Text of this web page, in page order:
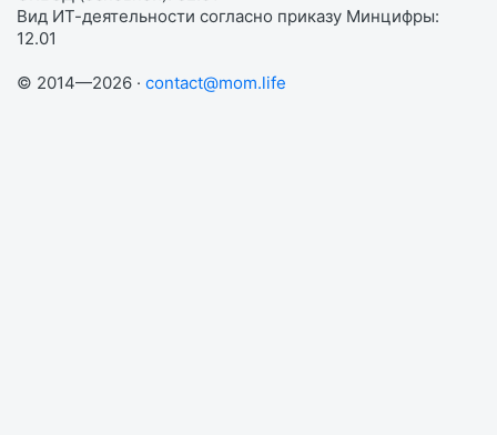
Вид ИТ-деятельности согласно приказу Минцифры:
12.01
© 2014—2026 · contact@mom.life